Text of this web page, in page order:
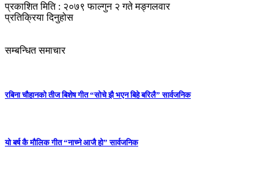
प्रकाशित मिति : २०७९ फाल्गुन २ गते मङ्गलवार
प्रतिक्रिया दिनुहोस
सम्बन्धित समाचार
रबिना चौहानको तीज बिशेष गीत “सोचे झै भएन बिहे बरिलै” सार्वजनिक
यो बर्ष कै मौलिक गीत “नाच्ने आजै हो” सार्वजनिक